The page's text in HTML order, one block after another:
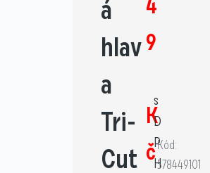
á
hlav
a
Tri-
Cut
9
K
č
s
D
P
H
Kód:
578449101